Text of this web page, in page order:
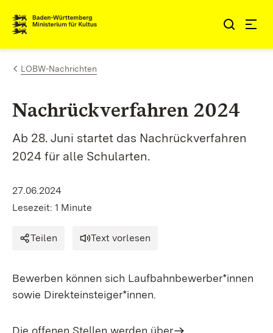
Zum Inhalt springen
Link zur Startseite
LOBW-Nachrichten
Nachrückverfahren 2024
Ab 28. Juni startet das Nachrückverfahren
2024 für alle Schularten.
27.06.2024
Lesezeit: 1 Minute
Teilen Text vorlesen
Bewerben können sich Laufbahnbewerber*innen
sowie Direkteinsteiger*innen.
Die offenen Stellen werden über